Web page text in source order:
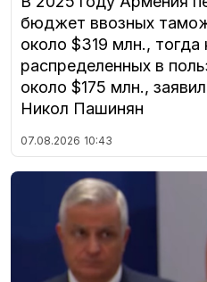
бюджет ввозных
около $319 млн.,
распределенных в
около $175 млн.,
Никол Пашинян
07.08.2026 10:43